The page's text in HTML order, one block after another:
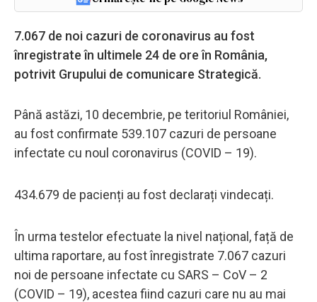
7.067 de noi cazuri de coronavirus au fost
înregistrate în ultimele 24 de ore în România,
potrivit Grupului de comunicare Strategică.
Până astăzi, 10 decembrie, pe teritoriul României,
au fost confirmate 539.107 cazuri de persoane
infectate cu noul coronavirus (COVID – 19).
434.679 de pacienți au fost declarați vindecați.
În urma testelor efectuate la nivel național, față de
ultima raportare, au fost înregistrate 7.067 cazuri
noi de persoane infectate cu SARS – CoV – 2
(COVID – 19), acestea fiind cazuri care nu au mai